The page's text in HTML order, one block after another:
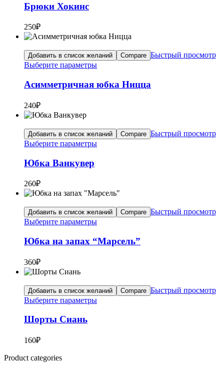
Брюки Хокинс
250₽
Добавить в список желаний Compare Быстрый просмотр
Выберите параметры
Асимметричная юбка Ницца
240₽
Добавить в список желаний Compare Быстрый просмотр
Выберите параметры
Юбка Ванкувер
260₽
Добавить в список желаний Compare Быстрый просмотр
Выберите параметры
Юбка на запах “Марсель”
360₽
Добавить в список желаний Compare Быстрый просмотр
Выберите параметры
Шорты Сиань
160₽
Product categories